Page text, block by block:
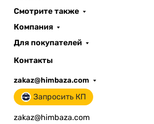
Смотрите также
Компания
Для покупателей
Контакты
zakaz@himbaza.com
Запросить КП
zakaz@himbaza.com